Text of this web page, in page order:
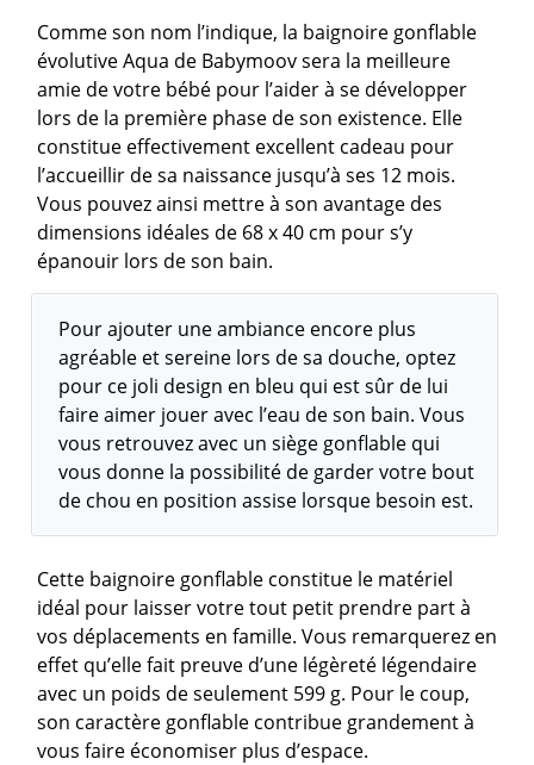
Comme son nom l’indique, la baignoire gonflable
évolutive Aqua de Babymoov sera la meilleure
amie de votre bébé pour l’aider à se développer
lors de la première phase de son existence. Elle
constitue effectivement excellent cadeau pour
l’accueillir de sa naissance jusqu’à ses 12 mois.
Vous pouvez ainsi mettre à son avantage des
dimensions idéales de 68 x 40 cm pour s’y
épanouir lors de son bain.
Pour ajouter une ambiance encore plus
agréable et sereine lors de sa douche, optez
pour ce joli design en bleu qui est sûr de lui
faire aimer jouer avec l’eau de son bain. Vous
vous retrouvez avec un siège gonflable qui
vous donne la possibilité de garder votre bout
de chou en position assise lorsque besoin est.
Cette baignoire gonflable constitue le matériel
idéal pour laisser votre tout petit prendre part à
vos déplacements en famille. Vous remarquerez en
effet qu’elle fait preuve d’une légèreté légendaire
avec un poids de seulement 599 g. Pour le coup,
son caractère gonflable contribue grandement à
vous faire économiser plus d’espace.